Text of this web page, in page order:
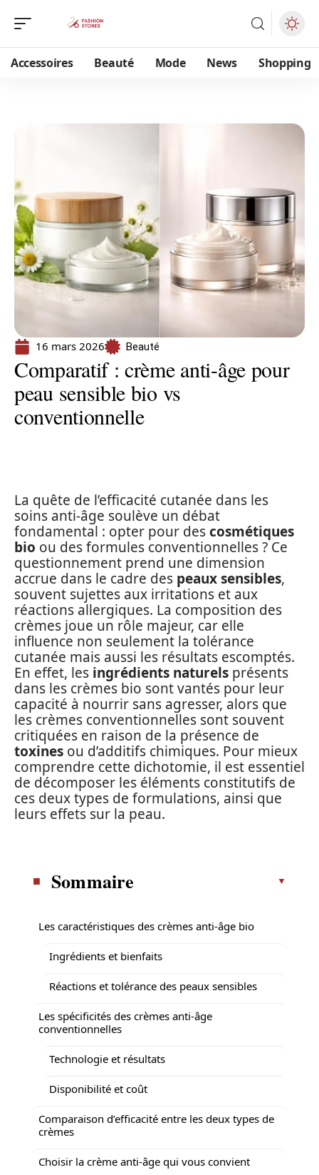
Accessoires Beauté Mode News Shopping
16 mars 2026 Beauté
Comparatif : crème anti-âge pour
peau sensible bio vs
conventionnelle
La quête de l’efficacité cutanée dans les
soins anti-âge soulève un débat
fondamental : opter pour descosmétiques
bio ou des formules conventionnelles ? Ce
questionnement prend une dimension
accrue dans le cadre des peaux sensibles,
souvent sujettes aux irritations et aux
réactions allergiques. La composition des
crèmes joue un rôle majeur, car elle
influence non seulement la tolérance
cutanée mais aussi les résultats escomptés.
En effet, les ingrédients naturels présents
dans les crèmes bio sont vantés pour leur
capacité à nourrir sans agresser, alors que
les crèmes conventionnelles sont souvent
critiquées en raison de la présence de
toxines ou d’additifs chimiques. Pour mieux
comprendre cette dichotomie, il est essentiel
de décomposer les éléments constitutifs de
ces deux types de formulations, ainsi que
leurs effets sur la peau.
Sommaire
Les caractéristiques des crèmes anti-âge bio
Ingrédients et bienfaits
Réactions et tolérance des peaux sensibles
Les spécificités des crèmes anti-âge
conventionnelles
Technologie et résultats
Disponibilité et coût
Comparaison d’efficacité entre les deux types de
crèmes
Choisir la crème anti-âge qui vous convient